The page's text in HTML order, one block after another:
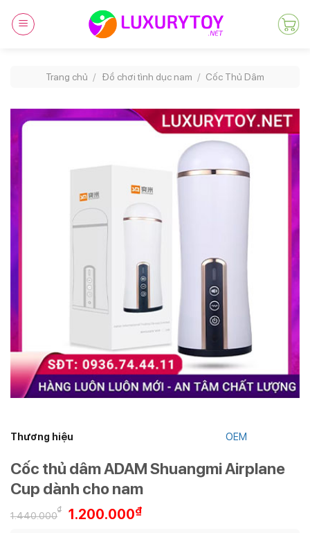
Trang chủ / Đồ chơi tình dục nam / Cốc Thủ Dâm
Thương hiệu OEM
Cốc thủ dâm ADAM Shuangmi Airplane
Cup dành cho nam
1.440.000
₫
Giá
1.200.000₫